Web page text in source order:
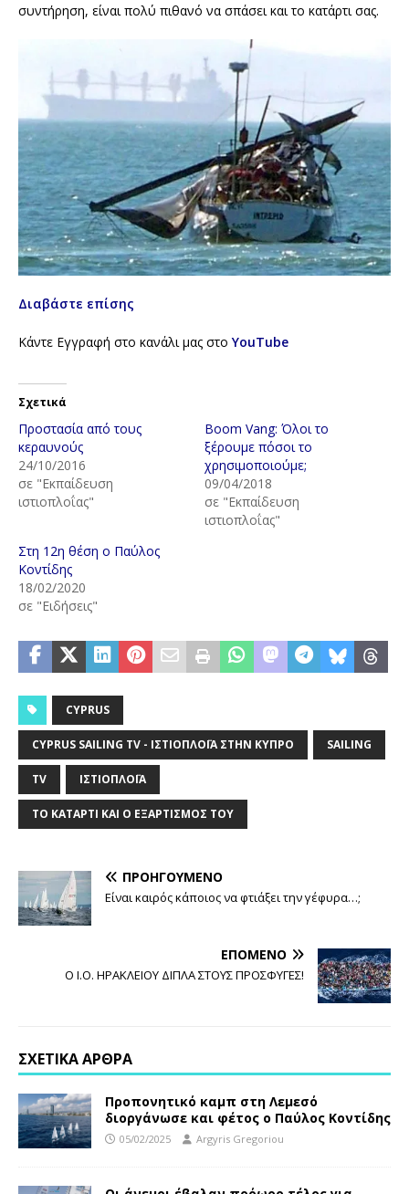
συντήρηση, είναι πολύ πιθανό να σπάσει και το κατάρτι σας.
Διαβάστε επίσης
Κάντε Εγγραφή στο κανάλι μας στοYouTube
Σχετικά
Προστασία από τους
κεραυνούς
24/10/2016
σε "Εκπαίδευση
ιστιοπλοΐας"
Boom Vang: Όλοι το
ξέρουμε πόσοι το
χρησιμοποιούμε;
09/04/2018
σε "Εκπαίδευση
ιστιοπλοΐας"
Στη 12η θέση ο Παύλος
Κοντίδης
18/02/2020
σε "Ειδήσεις"
CYPRUS
CYPRUS SAILING TV - ΙΣΤΙΟΠΛΟΪ́Α ΣΤΗΝ ΚΎΠΡΟ SAILING
TV ΙΣΤΙΟΠΛΟΪ́Α
ΤΟ ΚΑΤΆΡΤΙ ΚΑΙ Ο ΕΞΑΡΤΙΣΜΌΣ ΤΟΥ
ΠΡΟΗΓΟΎΜΕΝΟ
Είναι καιρός κάποιος να φτιάξει την γέφυρα…;
ΕΠΌΜΕΝΟ
Ο Ι.Ο. ΗΡΑΚΛΕΙΟΥ ΔΙΠΛΑ ΣΤΟΥΣ ΠΡΟΣΦΥΓΕΣ!
ΣΧΕΤΙΚΆ ΆΡΘΡΑ
Προπονητικό καμπ στη Λεμεσό
διοργάνωσε και φέτος ο Παύλος Κοντίδης
05/02/2025 Argyris Gregoriou